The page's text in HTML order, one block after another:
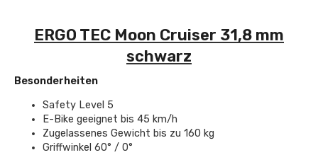
ERGO TEC Moon Cruiser 31,8 mm
schwarz
Besonderheiten
Safety Level 5
E-Bike geeignet bis 45 km/h
Zugelassenes Gewicht bis zu 160 kg
Griffwinkel 60° / 0°